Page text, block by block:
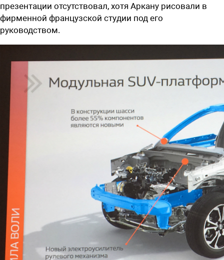
презентации отсутствовал, хотя Аркану рисовали в
фирменной французской студии под его
руководством.